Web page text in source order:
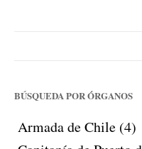
BÚSQUEDA POR ÓRGANOS
Armada de Chile (4)